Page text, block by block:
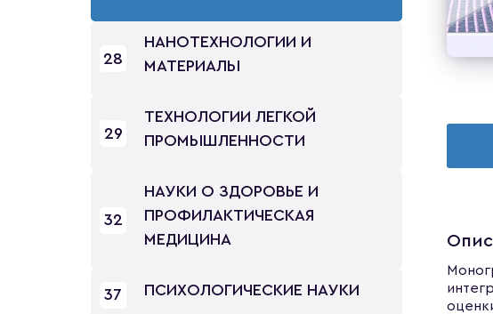
28
НАНОТЕХНОЛОГИИ И
МАТЕРИАЛЫ
29
ТЕХНОЛОГИИ ЛЕГКОЙ
ПРОМЫШЛЕННОСТИ
32
НАУКИ О ЗДОРОВЬЕ И
ПРОФИЛАКТИЧЕСКАЯ
МЕДИЦИНА
37 ПСИХОЛОГИЧЕСКИЕ НАУКИ